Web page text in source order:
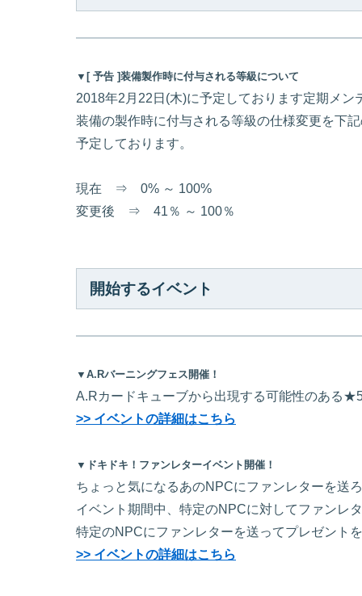
▼[ 予告 ]装備製作時に付与される等級について
2018年2月22日(木)に予定しております定期メン
装備の製作時に付与される等級の仕様変更を下
予定しております。
現在 ⇒ 0% ～ 100%
変更後 ⇒ 41％ ～ 100％
開始するイベント
▼A.Rバーニングフェス開催！
A.Rカードキューブから出現する可能性のある
>> イベントの詳細はこちら
▼ドキドキ！ファンレターイベント開催！
ちょっと気になるあのNPCにファンレターを送
イベント期間中、特定のNPCに対してファンレ
特定のNPCにファンレターを送ってプレゼント
>> イベントの詳細はこちら